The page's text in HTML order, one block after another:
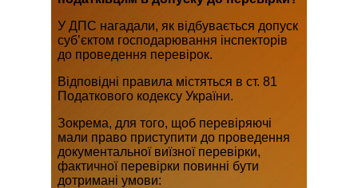
У ДПС нагадали, як відбувається допуск
суб’єктом господарювання інспекторів
до проведення перевірок.
Відповідні правила містяться в ст. 81
Податкового кодексу України.
Зокрема, для того, щоб перевіряючі
мали право приступити до проведення
документальної виїзної перевірки,
фактичної перевірки повинні бути
дотримані умови: